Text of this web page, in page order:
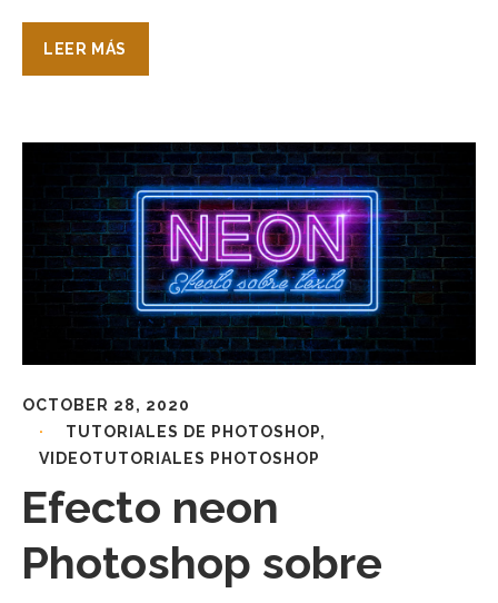
LEER MÁS
OCTOBER 28, 2020
TUTORIALES DE PHOTOSHOP,
VIDEOTUTORIALES PHOTOSHOP
Efecto neon
Photoshop sobre